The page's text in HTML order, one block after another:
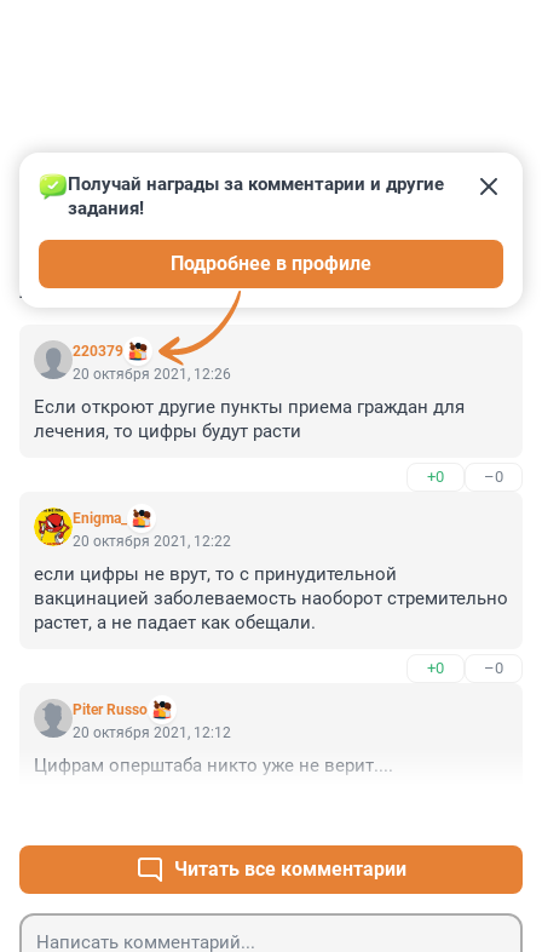
КОММЕНТАРИИ 4
220379
Получай награды за комментарии и другие
задания!
Подробнее в профиле
20 октября 2021, 12:26
Если откроют другие пункты приема граждан для
лечения, то цифры будут расти
+0 –0
Enigma_
20 октября 2021, 12:22
если цифры не врут, то с принудительной
вакцинацией заболеваемость наоборот стремительно
растет, а не падает как обещали.
+0 –0
Piter Russo
20 октября 2021, 12:12
Цифрам оперштаба никто уже не верит....
Читать все комментарии